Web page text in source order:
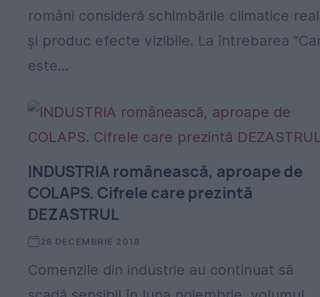
români consideră schimbările climatice
și produc efecte vizibile. La întrebarea
este...
INDUSTRIA românească, aproape de
COLAPS. Cifrele care prezintă
DEZASTRUL
28 DECEMBRIE 2018
Comenzile din industrie au continuat să